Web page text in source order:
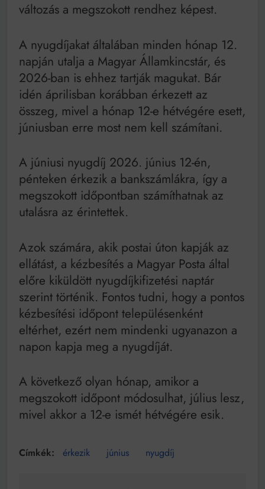
Mindenki a világot akarja uralni – de nem csak a 80-
as években
működik, ha jól van felújítva
változás a megszokott rendhez képest.
A nyugdíjakat általában minden hónap 12.
napján utalja a Magyar Államkincstár, és
2026-ban is ehhez tartják magukat. Bár
idén áprilisban korábban érkezett az
összeg, mivel a hónap 12-e hétvégére esett,
júniusban erre most nem kell számítani.
A júniusi nyugdíj 2026. június 12-én,
pénteken érkezik a bankszámlákra, így a
megszokott időpontban számíthatnak az
utalásra az érintettek.
Azok számára, akik postai úton kapják az
ellátást, a kézbesítés a Magyar Posta által
előre kiküldött nyugdíjkifizetési naptár
szerint történik. Fontos tudni, hogy a pontos
kézbesítési időpont településenként
eltérhet, ezért nem mindenki ugyanazon a
napon kapja meg a nyugdíját.
A következő olyan hónap, amikor a
megszokott időpont módosulhat, július lesz,
mivel akkor a 12-e ismét hétvégére esik.
érkezik június nyugdíj